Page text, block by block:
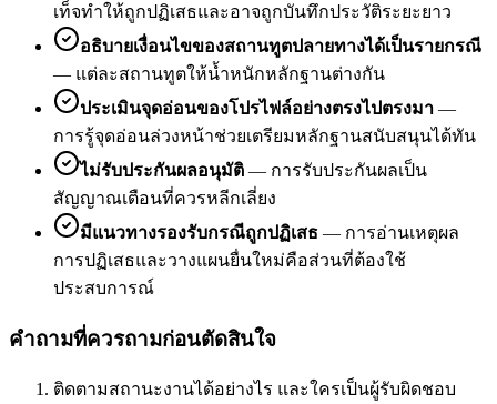
เท็จทำให้ถูกปฏิเสธและอาจถูกบันทึกประวัติระยะยาว
อธิบายเงื่อนไขของสถานทูตปลายทางได้เป็นรายกรณี
— แต่ละสถานทูตให้น้ำหนักหลักฐานต่างกัน
ประเมินจุดอ่อนของโปรไฟล์อย่างตรงไปตรงมา —
การรู้จุดอ่อนล่วงหน้าช่วยเตรียมหลักฐานสนับสนุนได้ทัน
ไม่รับประกันผลอนุมัติ — การรับประกันผลเป็น
สัญญาณเตือนที่ควรหลีกเลี่ยง
มีแนวทางรองรับกรณีถูกปฏิเสธ — การอ่านเหตุผล
การปฏิเสธและวางแผนยื่นใหม่คือส่วนที่ต้องใช้
ประสบการณ์
คำถามที่ควรถามก่อนตัดสินใจ
ติดตามสถานะงานได้อย่างไร และใครเป็นผู้รับผิดชอบ